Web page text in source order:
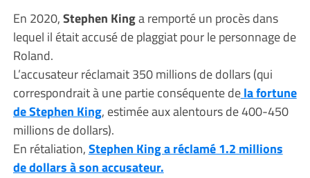
En 2020,Stephen Kinga remporté un procès dans
lequel il était accusé de plaggiat pour le personnage de
Roland.
L’accusateur réclamait 350 millions de dollars (qui
correspondrait à une partie conséquente dela fortune
de Stephen King, estimée aux alentours de 400-450
millions de dollars).
En rétaliation,Stephen King a réclamé 1.2 millions
de dollars à son accusateur.